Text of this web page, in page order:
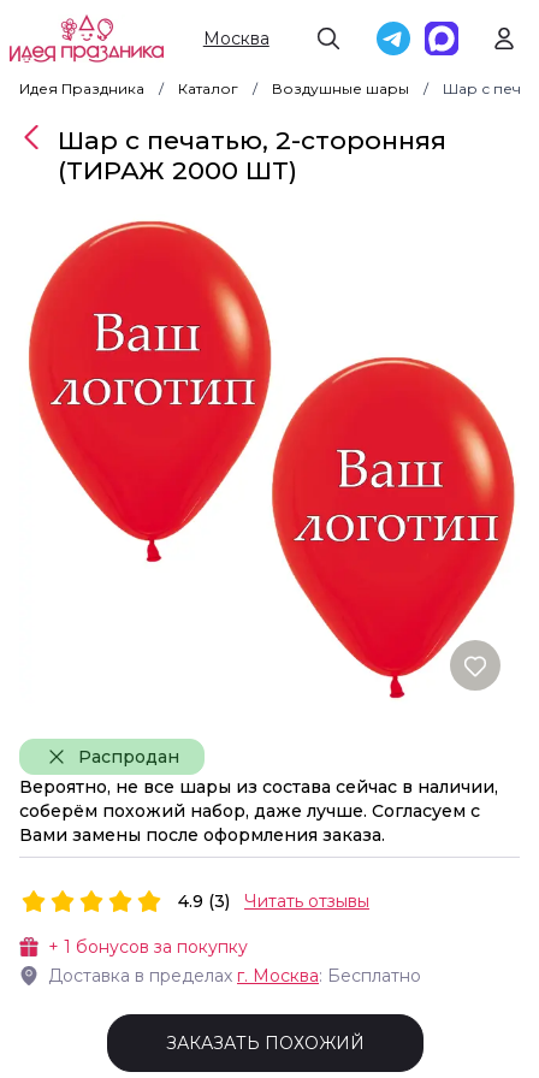
Москва
Идея Праздника Каталог Воздушные шары Шар с
Распродан
Вероятно, не все шары из состава сейчас в наличии,
соберём похожий набор, даже лучше. Согласуем с
Вами замены после оформления заказа.
Шар с печатью, 2-сторонняя
(ТИРАЖ 2000 ШТ)
+ 1 бонусов за покупку
Доставка в пределах г. Москва: Бесплатно
4.9 (3) Читать отзывы
ЗАКАЗАТЬ ПОХОЖИЙ